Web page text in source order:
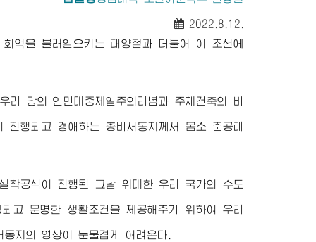
2022.8.12.
억을 불러일으키는 태양절과 더불어 이 조선에
당의 인민대중제일주의리념과 주체건축의 비
진행되고 경애하는 총비서동지 께서 몸소 준공테
착공식이 진행된 그날 위대한 우리 국가의 수도
고 문명한 생활조건을 제공해주기 위하여 우리
동지 의 영상이 눈물겹게 어려온다.